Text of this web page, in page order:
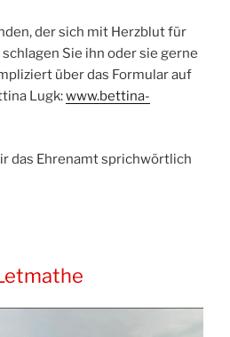
der sich mit Herzblut für
Sie ihn oder sie gerne
über das Formular auf
Lugk:www.bettina-
das Ehrenamt sprichwörtlich